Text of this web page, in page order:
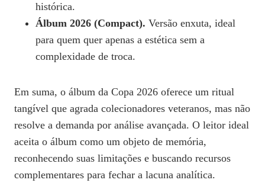
histórica.
Álbum 2026 (Compact). Versão enxuta, ideal
para quem quer apenas a estética sem a
complexidade de troca.
Em suma, o álbum da Copa 2026 oferece um ritual
tangível que agrada colecionadores veteranos, mas não
resolve a demanda por análise avançada. O leitor ideal
aceita o álbum como um objeto de memória,
reconhecendo suas limitações e buscando recursos
complementares para fechar a lacuna analítica.